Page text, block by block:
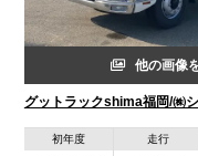
他の画像
グットラックshima福岡/㈱
初年度 走行